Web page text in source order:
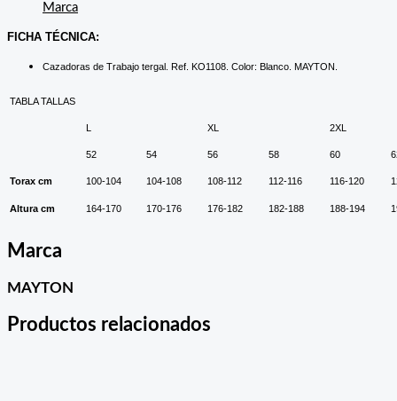
Marca
FICHA TÉCNICA:
Cazadoras de Trabajo tergal. Ref. KO1108. Color: Blanco. MAYTON.
TABLA TALLAS
XL 2XL
52 54 56 58 60
Torax cm 100-104 104-108 108-112 112-116 116-120
Altura cm 164-170 170-176 176-182 182-188 188-194
Marca
MAYTON
Productos relacionados